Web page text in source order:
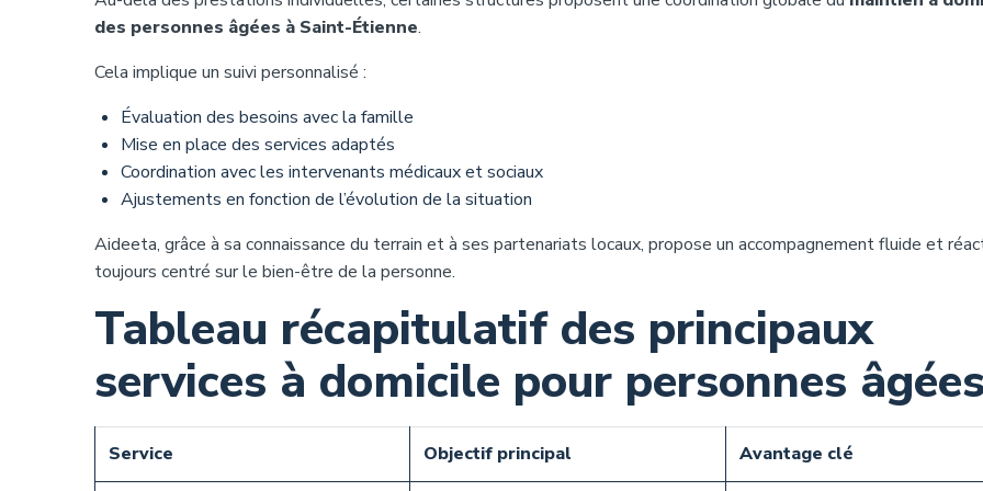
des personnes âgées à Saint-Étienne.
Cela implique un suivi personnalisé :
Évaluation des besoins avec la famille
Mise en place des services adaptés
Coordination avec les intervenants médicaux et sociaux
Ajustements en fonction de l’évolution de la situation
Aideeta, grâce à sa connaissance du terrain et à ses partenariats locaux, propose un accompagnement fluide et
toujours centré sur le bien-être de la personne.
Tableau récapitulatif des principaux
services à domicile pour personnes âgées
Service Objectif principal Avantage clé